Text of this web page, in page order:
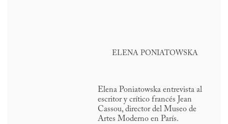
ELENA PONIATOWSKA
Elena Poniatowska entrevista al
escritor y crítico francés Jean
Cassou, director del Museo de
Artes Moderno en París.